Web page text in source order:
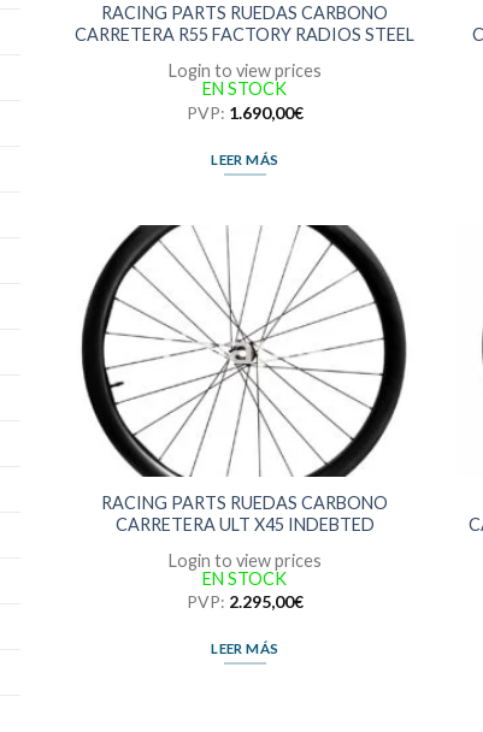
RACING PARTS RUEDAS CARBONO
CARRETERA R55 FACTORY RADIOS STEEL
Login to view prices
EN STOCK
PVP: 1.690,00€
LEER MÁS
RACING PARTS RUEDAS CARBONO
CARRETERA ULT X45 INDEBTED
Login to view prices
EN STOCK
PVP: 2.295,00€
LEER MÁS